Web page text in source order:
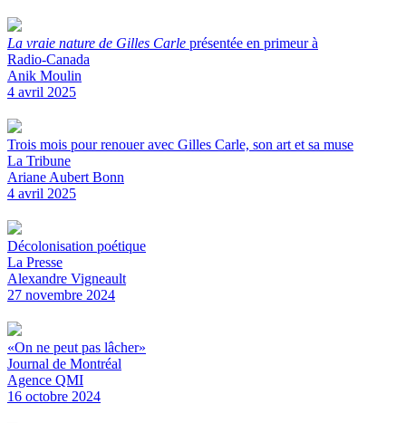
La vraie nature de Gilles Carle présentée en primeur à
Radio-Canada
Anik Moulin
4 avril 2025
Trois mois pour renouer avec Gilles Carle, son art et sa muse
La Tribune
Ariane Aubert Bonn
4 avril 2025
Décolonisation poétique
La Presse
Alexandre Vigneault
27 novembre 2024
«On ne peut pas lâcher»
Journal de Montréal
Agence QMI
16 octobre 2024